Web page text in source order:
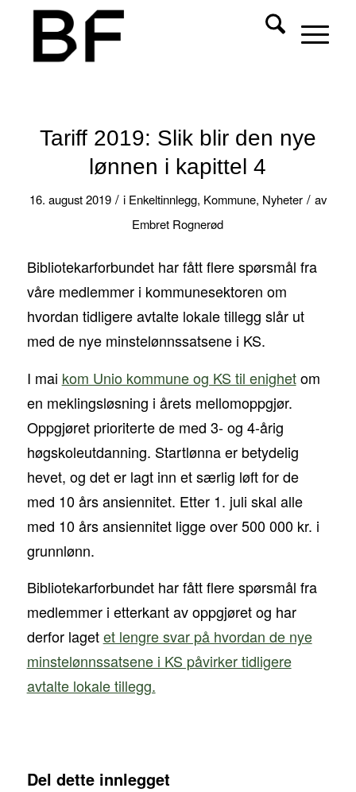
Tariff 2019: Slik blir den nye
lønnen i kapittel 4
16. august 2019 / i Enkeltinnlegg, Kommune, Nyheter / av
Embret Rognerød
Bibliotekarforbundet har fått flere spørsmål fra
våre medlemmer i kommunesektoren om
hvordan tidligere avtalte lokale tillegg slår ut
med de nye minstelønnssatsene i KS.
I mai kom Unio kommune og KS til enighetom
en meklingsløsning i årets mellomoppgjør.
Oppgjøret prioriterte de med 3- og 4-årig
høgskoleutdanning. Startlønna er betydelig
hevet, og det er lagt inn et særlig løft for de
med 10 års ansiennitet. Etter 1. juli skal alle
med 10 års ansiennitet ligge over 500 000 kr. i
grunnlønn.
Bibliotekarforbundet har fått flere spørsmål fra
medlemmer i etterkant av oppgjøret og har
derfor lagetet lengre svar på hvordan de nye
minstelønnssatsene i KS påvirker tidligere
avtalte lokale tillegg.
Del dette innlegget